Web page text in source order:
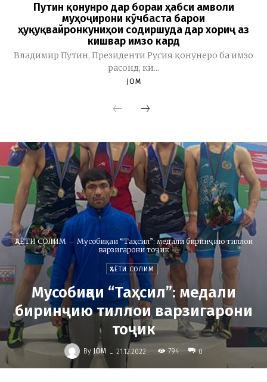
Путин қонунро дар бораи ҳабси амволи
муҳоҷирони кӯчбаста барои
ҳуқуқвайронкуниҳои содиршуда дар хориҷ аз
кишвар имзо кард
Владимир Путин, Президенти Русия қонунеро ба имзо
расонд, ки...
JOM